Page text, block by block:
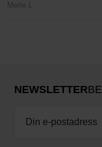
Merle L
NEWSLETTER